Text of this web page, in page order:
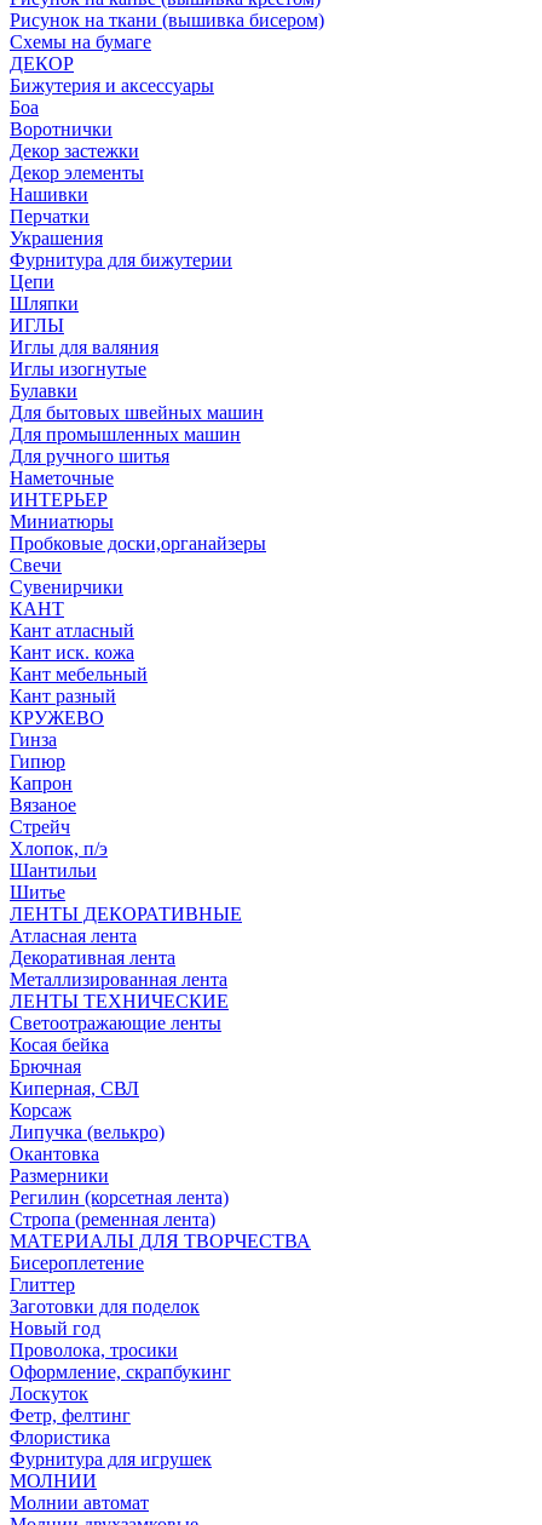
Рисунок на ткани (вышивка бисером)
Схемы на бумаге
ДЕКОР
Бижутерия и аксессуары
Боа
Воротнички
Декор застежки
Декор элементы
Нашивки
Перчатки
Украшения
Фурнитура для бижутерии
Цепи
Шляпки
ИГЛЫ
Иглы для валяния
Иглы изогнутые
Булавки
Для бытовых швейных машин
Для промышленных машин
Для ручного шитья
Наметочные
ИНТЕРЬЕР
Миниатюры
Пробковые доски,органайзеры
Свечи
Сувенирчики
КАНТ
Кант атласный
Кант иск. кожа
Кант мебельный
Кант разный
КРУЖЕВО
Гинза
Гипюр
Капрон
Вязаное
Стрейч
Хлопок, п/э
Шантильи
Шитье
ЛЕНТЫ ДЕКОРАТИВНЫЕ
Атласная лента
Декоративная лента
Металлизированная лента
ЛЕНТЫ ТЕХНИЧЕСКИЕ
Светоотражающие ленты
Косая бейка
Брючная
Киперная, СВЛ
Корсаж
Липучка (велькро)
Окантовка
Размерники
Регилин (корсетная лента)
Стропа (ременная лента)
МАТЕРИАЛЫ ДЛЯ ТВОРЧЕСТВА
Бисероплетение
Глиттер
Заготовки для поделок
Новый год
Проволока, тросики
Оформление, скрапбукинг
Лоскуток
Фетр, фелтинг
Флористика
Фурнитура для игрушек
МОЛНИИ
Молнии автомат